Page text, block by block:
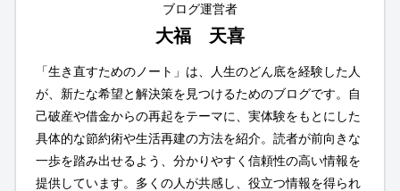
ブログ運営者
大福 天喜
「生き直すためのノート」は、人生のどん底を経験した人
が、新たな希望と解決策を見つけるためのブログです。自
己破産や借金からの再起をテーマに、実体験をもとにした
具体的な節約術や生活再建の方法を紹介。読者が前向きな
一歩を踏み出せるよう、分かりやすく信頼性の高い情報を
提供しています。多くの人が共感し、役立つ情報を得られ